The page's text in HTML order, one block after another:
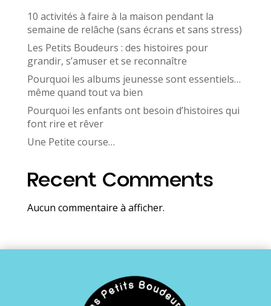
10 activités à faire à la maison pendant la
semaine de relâche (sans écrans et sans stress)
Les Petits Boudeurs : des histoires pour
grandir, s’amuser et se reconnaître
Pourquoi les albums jeunesse sont essentiels…
même quand tout va bien
Pourquoi les enfants ont besoin d’histoires qui
font rire et rêver
Une Petite course…
Recent Comments
Aucun commentaire à afficher.